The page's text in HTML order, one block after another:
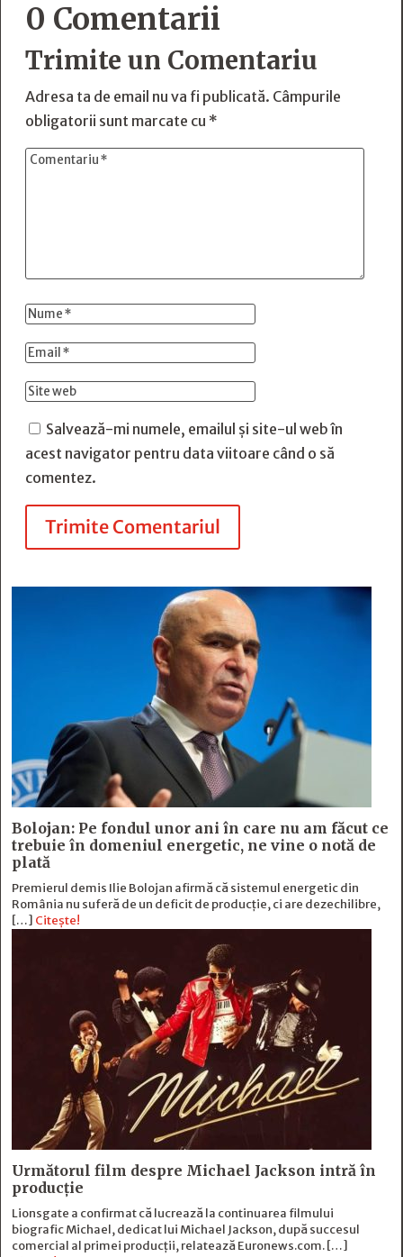
0 Comentarii
Trimite un Comentariu
Adresa ta de email nu va fi publicată. Câmpurile
obligatorii sunt marcate cu *
Salvează-mi numele, emailul și site-ul web în
acest navigator pentru data viitoare când o să
comentez.
Trimite Comentariul
Bolojan: Pe fondul unor ani în care nu am făcut ce
trebuie în domeniul energetic, ne vine o notă de
plată
Premierul demis Ilie Bolojan afirmă că sistemul energetic din
România nu suferă de un deficit de producţie, ci are dezechilibre,
[…] Citește!
Următorul film despre Michael Jackson intră în
producție
Lionsgate a confirmat că lucrează la continuarea filmului
biografic Michael, dedicat lui Michael Jackson, după succesul
comercial al primei producții, relatează Euronews.com. […]